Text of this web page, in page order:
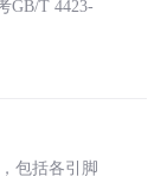
GB/T 4423-
包括各引脚